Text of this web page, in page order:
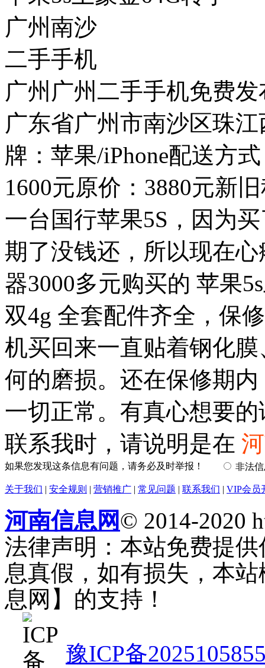
广州南沙
二手手机
广州广州二手手机免费
广东省广州市南沙区珠
牌：苹果/iPhone配送方
1600元原价：3880元新
一台国行苹果5S，因为
期了没钱还，所以现在
器3000多元购买的 苹果
双4g 全套配件齐全，保
机买回来一直贴着钢化
何的磨损。还在保修期
一切正常。有真心想要
联系我时，请说明是在
如果您发现这条信息有问题，请务必及时举报！ 非法
关于我们 | 安全规则 | 营销推广 | 常见问题 | 联系我们 | VIP会员
河南信息网© 2014-2020
法律声明：本站免费提
息真假，如有损失，本
息网】的支持！
豫ICP备